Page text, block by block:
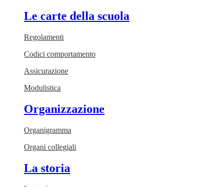
Le carte della scuola
Regolamenti
Codici comportamento
Assicurazione
Modulistica
Organizzazione
Organigramma
Organi collegiali
La storia